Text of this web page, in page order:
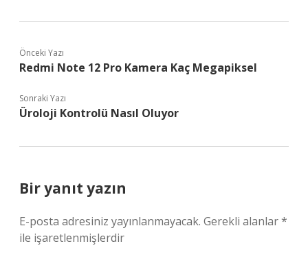
Önceki Yazı
Redmi Note 12 Pro Kamera Kaç Megapiksel
Sonraki Yazı
Üroloji Kontrolü Nasıl Oluyor
Bir yanıt yazın
E-posta adresiniz yayınlanmayacak. Gerekli alanlar*
ile işaretlenmişlerdir